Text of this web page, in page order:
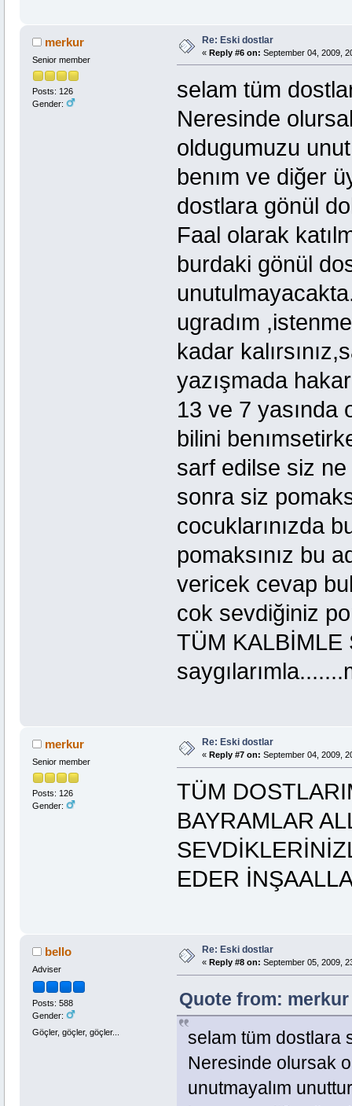
merkur
Senior member
Posts: 126
Gender:
Re: Eski dostlar
« Reply #6 on: September 04, 2009,
selam tüm
Neresinde
oldugumuzu
benım ve diğer
dostlara gönül
Faal olarak
burdaki gönül
ugradım
kadar
yazışmada
13 ve 7 yasında
bilini
sarf edilse siz ne
sonra siz
cocuklarınızda
pomaksınız bu
vericek cevap
cok sevdiğiniz
TÜM KALBİMLE
merkur
Senior member
Posts: 126
Gender:
Re: Eski dostlar
« Reply #7 on: September 04, 2009,
TÜM
BAYRAMLAR
EDER
bello
Adviser
Posts: 588
Gender:
Göçler, göçler, göçler...
Re: Eski dostlar
« Reply #8 on: September 05, 2009,
Quote from: merkur
selam tüm dostlara
Neresinde olursak
unutmayalım